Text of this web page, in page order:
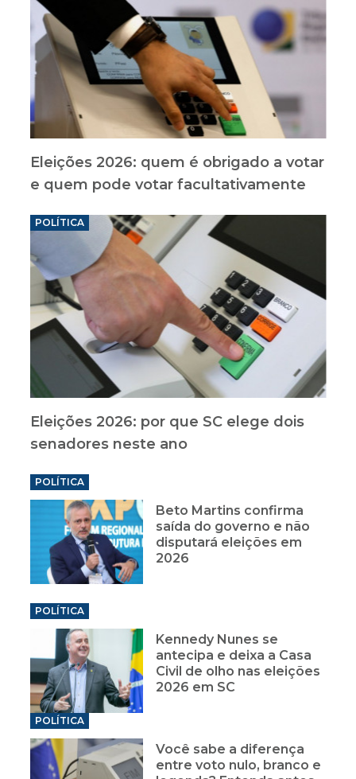
Eleições 2026: quem é obrigado a votar
e quem pode votar facultativamente
POLÍTICA
Eleições 2026: por que SC elege dois
senadores neste ano
POLÍTICA
Beto Martins confirma
saída do governo e não
disputará eleições em
2026
POLÍTICA
Kennedy Nunes se
antecipa e deixa a Casa
Civil de olho nas eleições
2026 em SC
POLÍTICA
Você sabe a diferença
entre voto nulo, branco e